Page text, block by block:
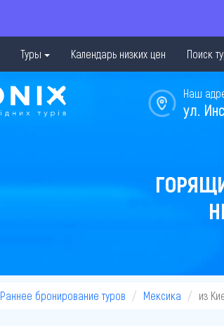
Туры Календарь низких цен Поиск
Наш
ул.
Раннее бронирование туров Мексика из